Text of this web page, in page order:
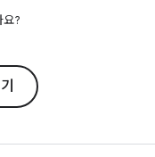
요?